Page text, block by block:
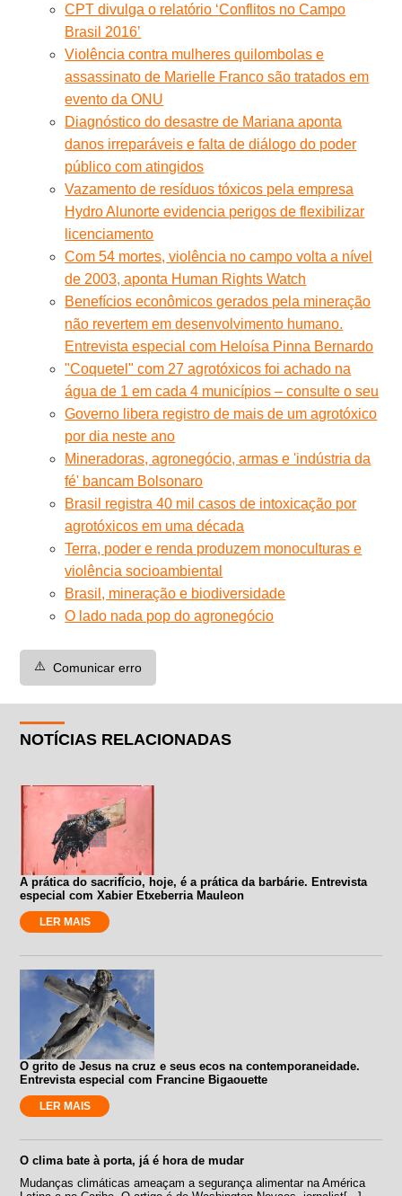
CPT divulga o relatório ‘Conflitos no Campo
Brasil 2016’
Violência contra mulheres quilombolas e
assassinato de Marielle Franco são tratados em
evento da ONU
Diagnóstico do desastre de Mariana aponta
danos irreparáveis e falta de diálogo do poder
público com atingidos
Vazamento de resíduos tóxicos pela empresa
Hydro Alunorte evidencia perigos de flexibilizar
licenciamento
Com 54 mortes, violência no campo volta a nível
de 2003, aponta Human Rights Watch
Benefícios econômicos gerados pela mineração
não revertem em desenvolvimento humano.
Entrevista especial com Heloísa Pinna Bernardo
"Coquetel" com 27 agrotóxicos foi achado na
água de 1 em cada 4 municípios – consulte o seu
Governo libera registro de mais de um agrotóxico
por dia neste ano
Mineradoras, agronegócio, armas e 'indústria da
fé' bancam Bolsonaro
Brasil registra 40 mil casos de intoxicação por
agrotóxicos em uma década
Terra, poder e renda produzem monoculturas e
violência socioambiental
Brasil, mineração e biodiversidade
O lado nada pop do agronegócio
⚠️ Comunicar erro
NOTÍCIAS RELACIONADAS
A prática do sacrifício, hoje, é a prática da barbárie. Entrevista
especial com Xabier Etxeberria Mauleon
LER MAIS
O grito de Jesus na cruz e seus ecos na contemporaneidade.
Entrevista especial com Francine Bigaouette
LER MAIS
O clima bate à porta, já é hora de mudar
Mudanças climáticas ameaçam a segurança alimentar na América